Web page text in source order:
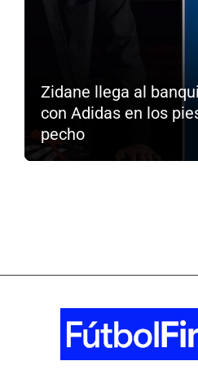
Zidane llega al
con Adidas en los
pecho